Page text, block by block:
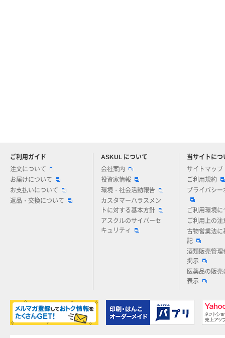
ご利用ガイド
注文について
お届けについて
お支払いについて
返品・交換について
ASKUL について
会社案内
投資家情報
環境・社会活動報告
カスタマーハラスメン
トに対する基本方針
アスクルのサイバーセ
キュリティ
当サイトにつ
サイトマップ
ご利用規約
プライバシー
ご利用環境に
ご利用上の注
古物営業法に
記
酒類販売管理
掲示
医薬品の販売
表示
アスクルについてお気軽にご質問ください